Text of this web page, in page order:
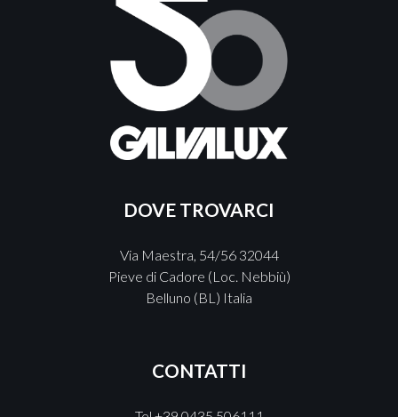
DOVE TROVARCI
Via Maestra, 54/56 32044
Pieve di Cadore (Loc. Nebbiù)
Belluno (BL) Italia
CONTATTI